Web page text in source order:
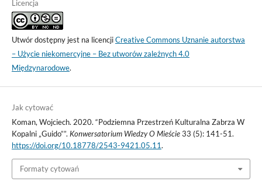
Licencja
Utwór dostępny jest na licencjiCreative Commons Uznanie autorstwa
– Użycie niekomercyjne – Bez utworów zależnych 4.0
Międzynarodowe.
Jak cytować
Koman, Wojciech. 2020. “Podziemna Przestrzeń Kulturalna Zabrza W
Kopalni „Guido””. Konwersatorium Wiedzy O Mieście33 (5): 141-51.
https://doi.org/10.18778/2543-9421.05.11.
Formaty cytowań